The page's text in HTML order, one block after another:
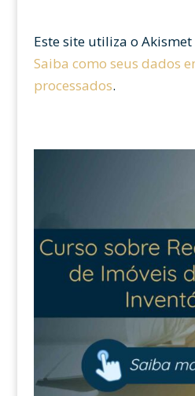
Este site utiliza o
Saiba como seus dados
processados.